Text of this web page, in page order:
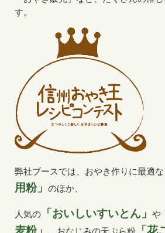
す。
弊社ブースでは、おやき作りに最適な
用粉」 のほか、
人気の 「おいしいすいとん」 や
麦粉」
、おなじみの天ぷら粉 「花